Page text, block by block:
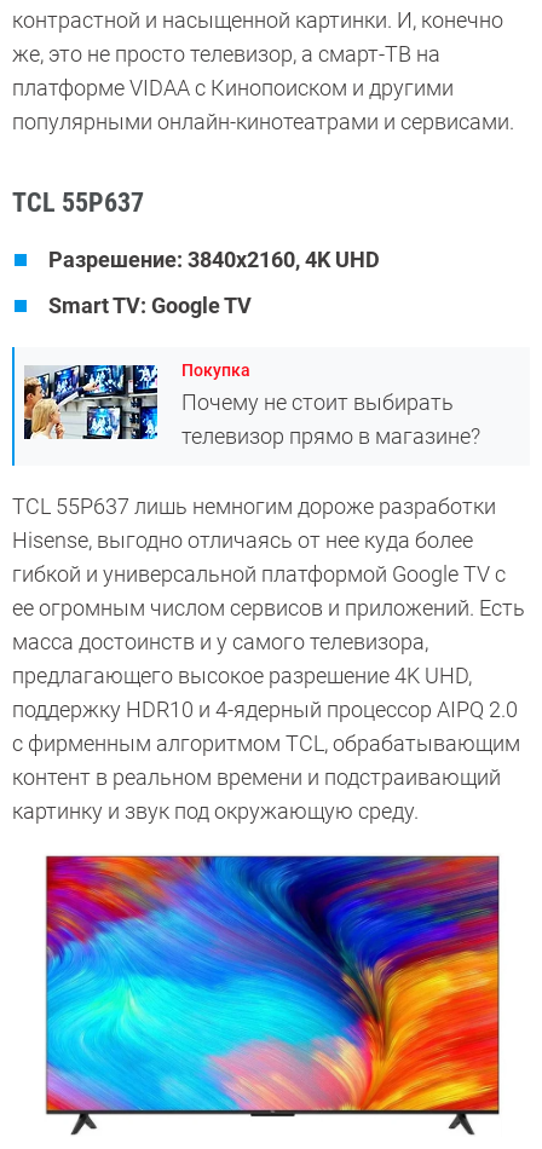
контрастной и насыщенной картинки. И, конечно
же, это не просто телевизор, а смарт-ТВ на
платформе VIDAA с Кинопоиском и другими
популярными онлайн-кинотеатрами и сервисами.
TCL 55P637
Разрешение: 3840x2160, 4K UHD
Smart TV: Google TV
Покупка
Почему не стоит выбирать
телевизор прямо в магазине?
TCL 55P637 лишь немногим дороже разработки
Hisense, выгодно отличаясь от нее куда более
гибкой и универсальной платформой Google TV с
ее огромным числом сервисов и приложений. Есть
масса достоинств и у самого телевизора,
предлагающего высокое разрешение 4K UHD,
поддержку HDR10 и 4-ядерный процессор AIPQ 2.0
с фирменным алгоритмом TCL, обрабатывающим
контент в реальном времени и подстраивающий
картинку и звук под окружающую среду.